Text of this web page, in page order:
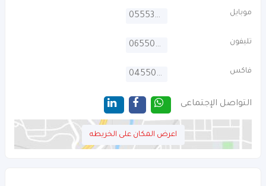
موبايل 0555364109
تليفون 065507865
فاكس 045507864
التواصل الإجتماعى
اعرض المكان على الخريطه